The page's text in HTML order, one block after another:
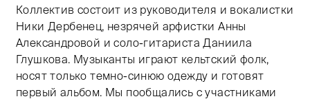
Коллектив состоит из руководителя и вокалистки
Ники Дербенец, незрячей арфистки Анны
Александровой и соло-гитариста Даниила
Глушкова. Музыканты играют кельтский фолк,
носят только темно-синюю одежду и готовят
первый альбом. Мы пообщались с участниками